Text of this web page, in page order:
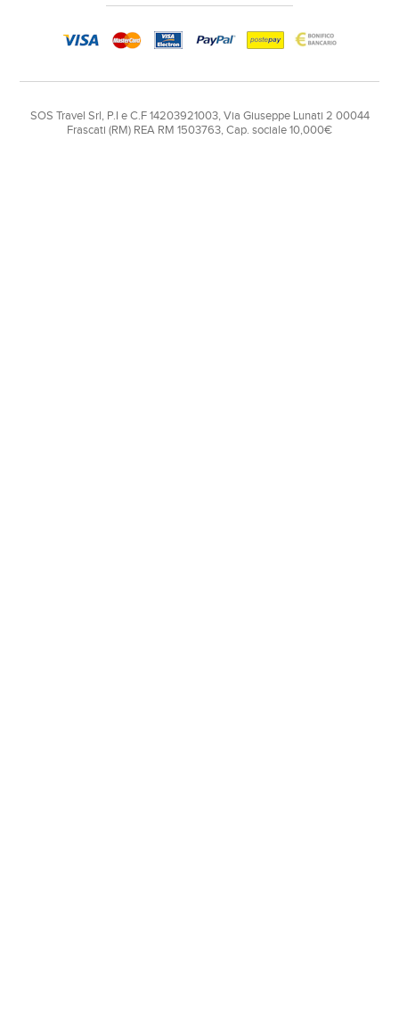
SOS Travel Srl, P.I e C.F 14203921003, Via Giuseppe Lunati 2 00044
Frascati (RM) REA RM 1503763, Cap. sociale 10,000€